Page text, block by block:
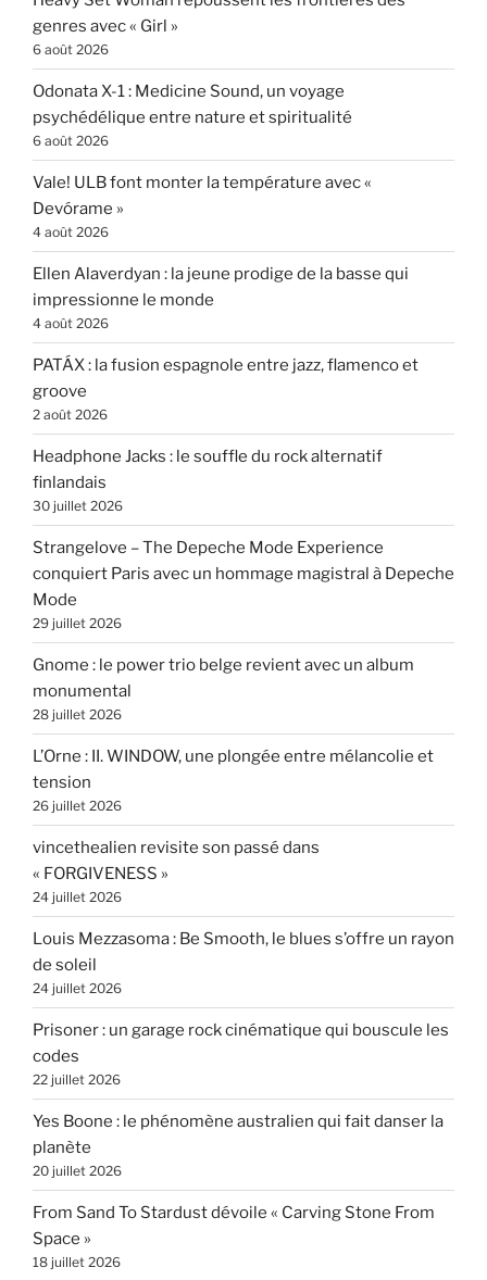
genres avec « Girl »
6 août 2026
Odonata X-1 : Medicine Sound, un voyage
psychédélique entre nature et spiritualité
6 août 2026
Vale! ULB font monter la température avec «
Devórame »
4 août 2026
Ellen Alaverdyan : la jeune prodige de la basse qui
impressionne le monde
4 août 2026
PATÁX : la fusion espagnole entre jazz, flamenco et
groove
2 août 2026
Headphone Jacks : le souffle du rock alternatif
finlandais
30 juillet 2026
Strangelove – The Depeche Mode Experience
conquiert Paris avec un hommage magistral à Depeche
Mode
29 juillet 2026
Gnome : le power trio belge revient avec un album
monumental
28 juillet 2026
L’Orne : II. WINDOW, une plongée entre mélancolie et
tension
26 juillet 2026
vincethealien revisite son passé dans
« FORGIVENESS »
24 juillet 2026
Louis Mezzasoma : Be Smooth, le blues s’offre un rayon
de soleil
24 juillet 2026
Prisoner : un garage rock cinématique qui bouscule les
codes
22 juillet 2026
Yes Boone : le phénomène australien qui fait danser la
planète
20 juillet 2026
From Sand To Stardust dévoile « Carving Stone From
Space »
18 juillet 2026